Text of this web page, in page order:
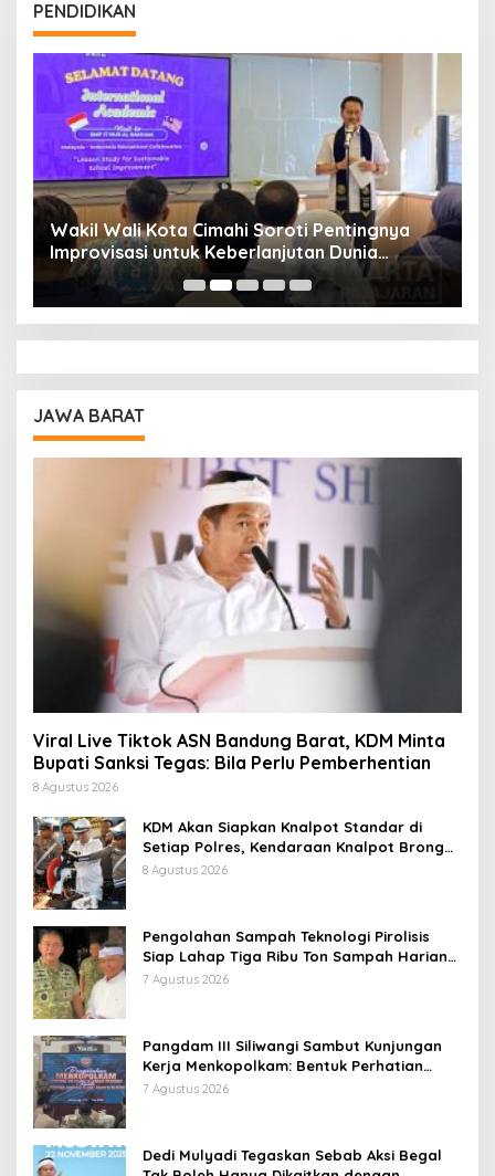
PENDIDIKAN
Wakil Wali Kota Cimahi Soroti Pentingnya
Improvisasi untuk Keberlanjutan Dunia
Pendidikan
JAWA BARAT
Viral Live Tiktok ASN Bandung Barat, KDM Minta
Bupati Sanksi Tegas: Bila Perlu Pemberhentian
8 Agustus 2026
KDM Akan Siapkan Knalpot Standar di
Setiap Polres, Kendaraan Knalpot Brong
Tertangkap Langsung Ganti
8 Agustus 2026
Pengolahan Sampah Teknologi Pirolisis
Siap Lahap Tiga Ribu Ton Sampah Harian
Jawa Barat
7 Agustus 2026
Pangdam III Siliwangi Sambut Kunjungan
Kerja Menkopolkam: Bentuk Perhatian
Pemerintah
7 Agustus 2026
Dedi Mulyadi Tegaskan Sebab Aksi Begal